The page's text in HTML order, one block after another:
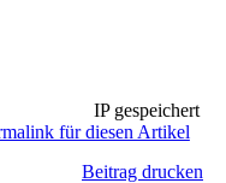
IP gespeichert
für diesen Artikel
Beitrag drucken